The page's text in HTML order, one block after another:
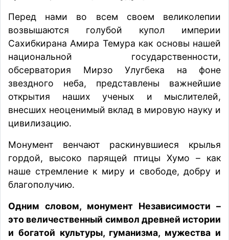
Перед нами во всем своем великолепии
возвышаются голубой купол империи
Сахибкирана Амира Темура как основы нашей
национальной государственности,
обсерватория Мирзо Улугбека на фоне
звездного неба, представлены важнейшие
открытия наших ученых и мыслителей,
внесших неоценимый вклад в мировую науку и
цивилизацию.
Монумент венчают раскинувшиеся крылья
гордой, высоко парящей птицы Хумо – как
наше стремление к миру и свободе, добру и
благополучию.
Одним словом, монумент Независимости –
это величественный символ древней истории
и богатой культуры, гуманизма, мужества и